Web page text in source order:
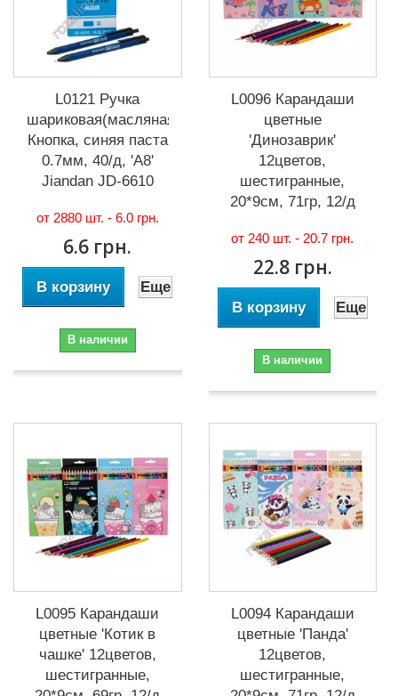
L0121 Ручка
шариковая(масляная)
Кнопка, синяя паста
0.7мм, 40/д, 'A8'
Jiandan JD-6610
от 2880 шт. - 6.0 грн.
6.6 грн.
В корзину Еще
В наличии
L0096 Карандаши
цветные
'Динозаврик'
12цветов,
шестигранные,
20*9см, 71гр, 12/д
от 240 шт. - 20.7 грн.
22.8 грн.
В корзину Еще
В наличии
L0095 Карандаши
цветные 'Котик в
чашке' 12цветов,
шестигранные,
L0094 Карандаши
цветные 'Панда'
12цветов,
шестигранные,